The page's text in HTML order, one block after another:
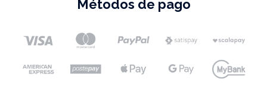
Métodos de pago